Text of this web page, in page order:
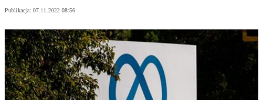
Publikacja: 07.11.2022 08:56